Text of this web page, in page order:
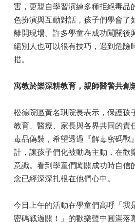
害，更親自學習演練多種拒絕毒品
色扮演與互動對話，孩子們學會了
離開現場。許多學童在成功闖關後
絕別人也可以很有技巧，遇到危險
措。
寓教於樂深耕教育，親師醫警共創
松德院區黃名琪院長表示，保護孩
教育、醫療、家長與各界共同的責
毒品偽裝，希望透過『解毒密碼戰
計，讓孩子們化被動為主動，在歡
意識。看到學童們闖關成功時自信
念已經深深扎根在他們心中。
今日上午的活動在學童們高呼「我
密碼戰過關！」的歡樂聲中圓滿落